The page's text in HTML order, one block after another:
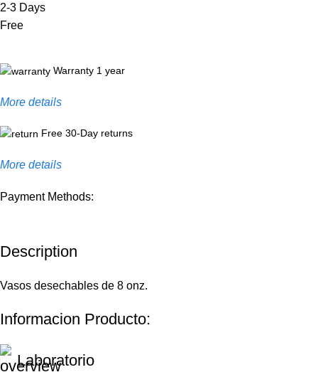
2-3 Days
Free
Warranty 1 year
More details
Free 30-Day returns
More details
Payment Methods:
Description
Vasos desechables de 8 onz.
Informacion Producto:
Laboratorio